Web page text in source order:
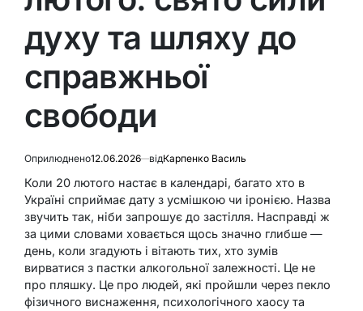
духу та шляху до
справжньої
свободи
Оприлюднено12.06.2026 відКарпенко Василь
Коли 20 лютого настає в календарі, багато хто в
Україні сприймає дату з усмішкою чи іронією. Назва
звучить так, ніби запрошує до застілля. Насправді ж
за цими словами ховається щось значно глибше —
день, коли згадують і вітають тих, хто зумів
вирватися з пастки алкогольної залежності. Це не
про пляшку. Це про людей, які пройшли через пекло
фізичного виснаження, психологічного хаосу та